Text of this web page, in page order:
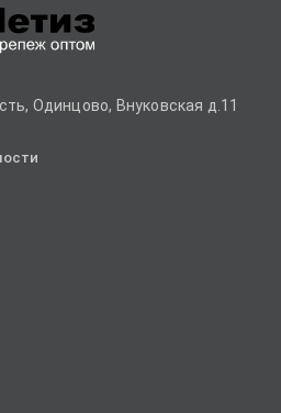
Одинцово, Внуковская д.11